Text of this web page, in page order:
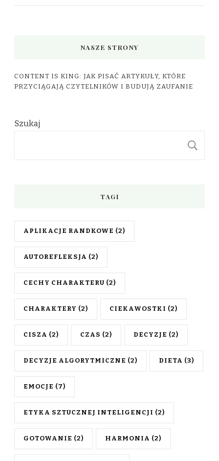
NASZE STRONY
CONTENT IS KING: JAK PISAĆ ARTYKUŁY, KTÓRE
PRZYCIĄGAJĄ CZYTELNIKÓW I BUDUJĄ ZAUFANIE
Szukaj
TAGI
APLIKACJE RANDKOWE (2)
AUTOREFLEKSJA (2)
CECHY CHARAKTERU (2)
CHARAKTERY (2) CIEKAWOSTKI (2)
CISZA (2) CZAS (2) DECYZJE (2)
DECYZJE ALGORYTMICZNE (2) DIETA (3)
EMOCJE (7)
ETYKA SZTUCZNEJ INTELIGENCJI (2)
GOTOWANIE (2) HARMONIA (2)